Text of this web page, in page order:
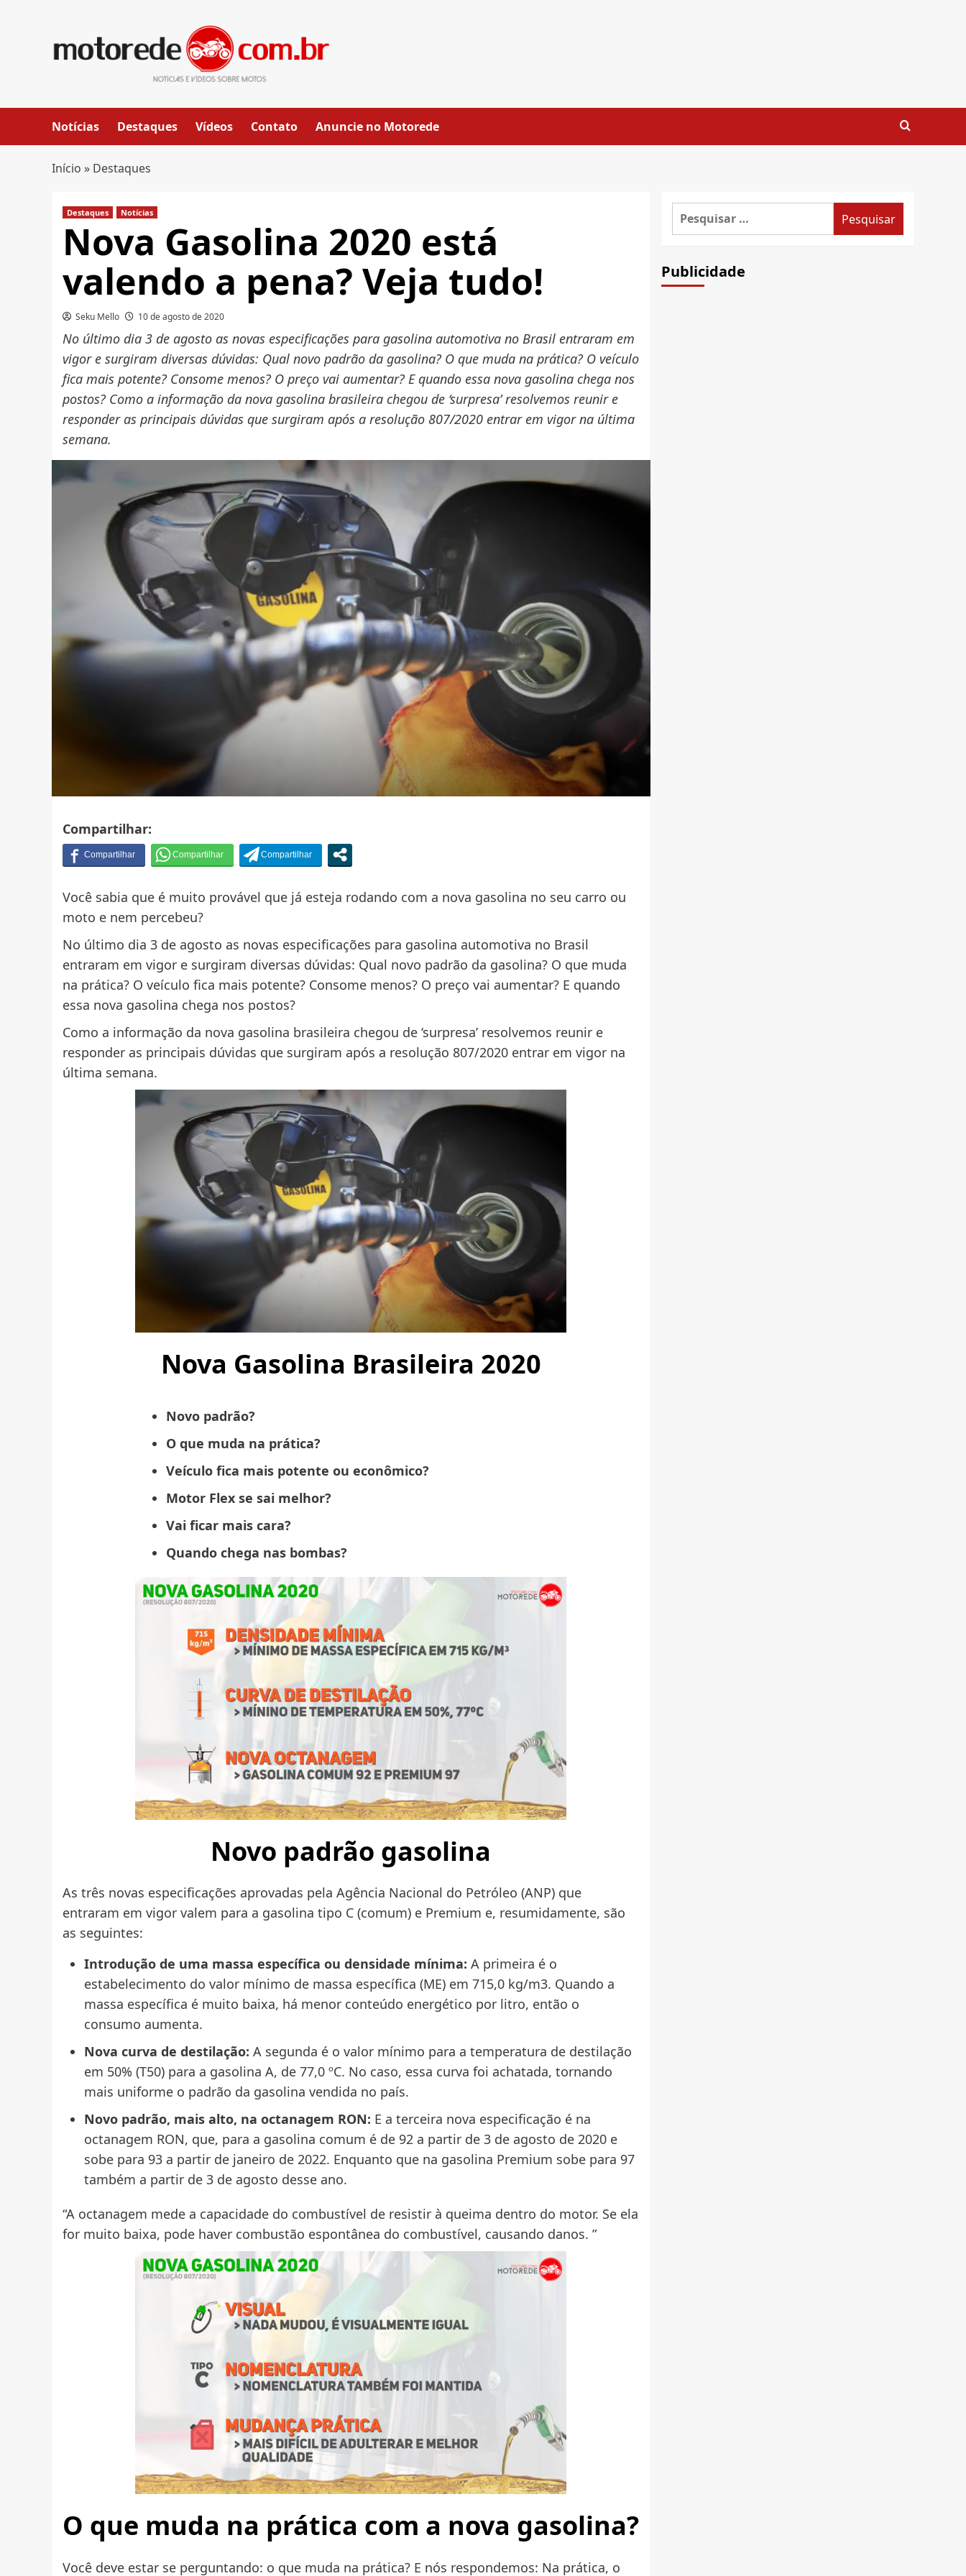
Notícias Destaques Vídeos Contato Anuncie no Motorede
Início » Destaques
Destaques Notícias
Nova Gasolina 2020 está
valendo a pena? Veja tudo!
Seku Mello 10 de agosto de 2020
No último dia 3 de agosto as novas especificações para gasolina automotiva no Brasil entraram em
vigor e surgiram diversas dúvidas: Qual novo padrão da gasolina? O que muda na prática? O veículo
fica mais potente? Consome menos? O preço vai aumentar? E quando essa nova gasolina chega nos
postos? Como a informação da nova gasolina brasileira chegou de ‘surpresa’ resolvemos reunir e
responder as principais dúvidas que surgiram após a resolução 807/2020 entrar em vigor na última
semana.
Compartilhar:
Você sabia que é muito provável que já esteja rodando com a nova gasolina no seu carro ou
moto e nem percebeu?
No último dia 3 de agosto as novas especificações para gasolina automotiva no Brasil
entraram em vigor e surgiram diversas dúvidas: Qual novo padrão da gasolina? O que muda
na prática? O veículo fica mais potente? Consome menos? O preço vai aumentar? E quando
essa nova gasolina chega nos postos?
Como a informação da nova gasolina brasileira chegou de ‘surpresa’ resolvemos reunir e
responder as principais dúvidas que surgiram após a resolução 807/2020 entrar em vigor na
última semana.
Nova Gasolina Brasileira 2020
Novo padrão?
O que muda na prática?
Veículo fica mais potente ou econômico?
Motor Flex se sai melhor?
Vai ficar mais cara?
Quando chega nas bombas?
Novo padrão gasolina
As três novas especificações aprovadas pela Agência Nacional do Petróleo (ANP) que
entraram em vigor valem para a gasolina tipo C (comum) e Premium e, resumidamente, são
as seguintes:
Introdução de uma massa específica ou densidade mínima: A primeira é o
estabelecimento do valor mínimo de massa específica (ME) em 715,0 kg/m3. Quando a
massa específica é muito baixa, há menor conteúdo energético por litro, então o
consumo aumenta.
Nova curva de destilação: A segunda é o valor mínimo para a temperatura de destilação
em 50% (T50) para a gasolina A, de 77,0 ºC. No caso, essa curva foi achatada, tornando
mais uniforme o padrão da gasolina vendida no país.
Novo padrão, mais alto, na octanagem RON: E a terceira nova especificação é na
octanagem RON, que, para a gasolina comum é de 92 a partir de 3 de agosto de 2020 e
sobe para 93 a partir de janeiro de 2022. Enquanto que na gasolina Premium sobe para 97
também a partir de 3 de agosto desse ano.
“A octanagem mede a capacidade do combustível de resistir à queima dentro do motor. Se ela
for muito baixa, pode haver combustão espontânea do combustível, causando danos. ”
O que muda na prática com a nova gasolina?
Você deve estar se perguntando: o que muda na prática? E nós respondemos: Na prática, o
Pesquisar
Publicidade